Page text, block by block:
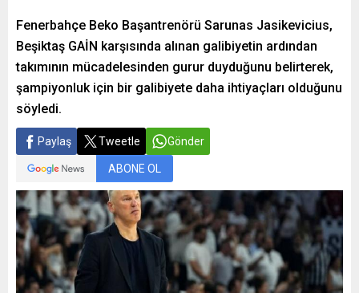
Fenerbahçe Beko Başantrenörü Sarunas Jasikevicius,
Beşiktaş GAİN karşısında alınan galibiyetin ardından
takımının mücadelesinden gurur duyduğunu belirterek,
şampiyonluk için bir galibiyete daha ihtiyaçları olduğunu
söyledi.
Paylaş Tweetle Gönder
ABONE OL